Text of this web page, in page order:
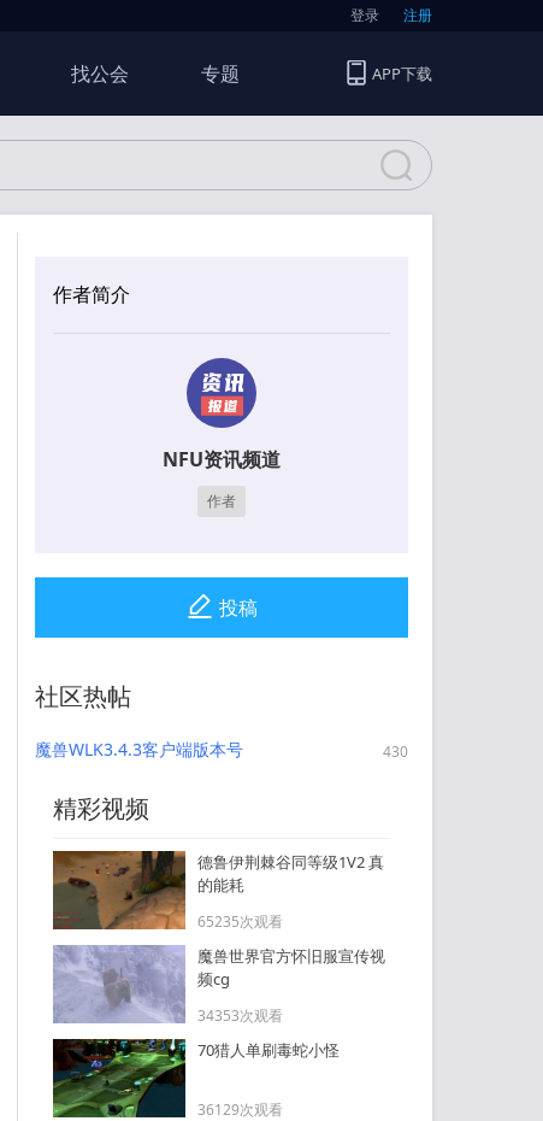
登录 注册
找公会 专题 APP下载
作者简介
NFU资讯频道
作者
投稿
社区热帖
魔兽WLK3.4.3客户端版本号
用现代客户端玩335版本
430
精彩视频
德鲁伊荆棘谷同等级1V2 真
的能耗
65235次观看
魔兽世界官方怀旧服宣传视
频cg
34353次观看
70猎人单刷毒蛇小怪
36129次观看